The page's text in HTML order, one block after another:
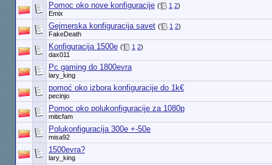
Pomoc oko nove konfiguracije ( 1 2)
Emix
Gejmerska konfiguracija savet ( 1 2)
FakeDeath
Konfiguracija 1500e ( 1 2)
dax011
Pc gaming do 1800evra
lary_king
pomoć oko izbora konfiguracije do 1k€
pecinjo
Pomoc oko polukonfiguracije za 1080p
miticfam
Polukonfiguracija 300e +-50e
misa92
1500evra?
lary_king